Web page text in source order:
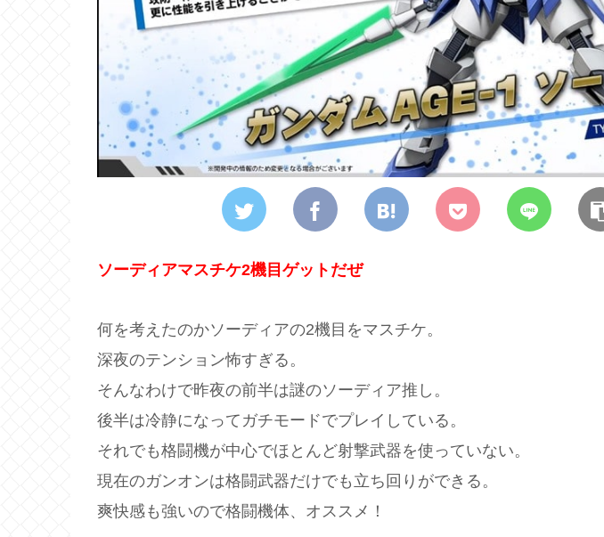
ソーディアマスチケ2機目ゲットだぜ
何を考えたのかソーディアの2機目をマスチケ。
深夜のテンション怖すぎる。
そんなわけで昨夜の前半は謎のソーディア推し。
後半は冷静になってガチモードでプレイしている。
それでも格闘機が中心でほとんど射撃武器を使っていない。
現在のガンオンは格闘武器だけでも立ち回りができる。
爽快感も強いので格闘機体、オススメ！